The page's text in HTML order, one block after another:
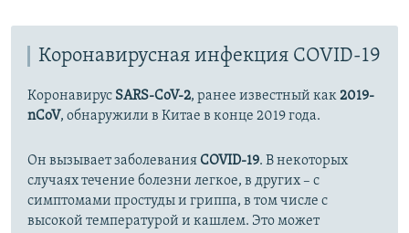
Коронавирусная инфекция COVID-19
Коронавирус SARS-CoV-2, ранее известный как2019-
nCoV, обнаружили в Китае в конце 2019 года.
Он вызывает заболеванияCOVID-19. В некоторых
случаях течение болезни легкое, в других – с
симптомами простуды и гриппа, в том числе с
высокой температурой и кашлем. Это может